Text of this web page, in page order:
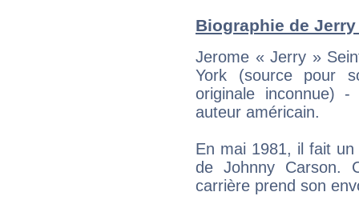
Biographie de
Jerome « Jerry »
York (source pour
originale inconnue)
auteur américain.
En mai 1981, il fait
de Johnny Carson.
carrière prend son